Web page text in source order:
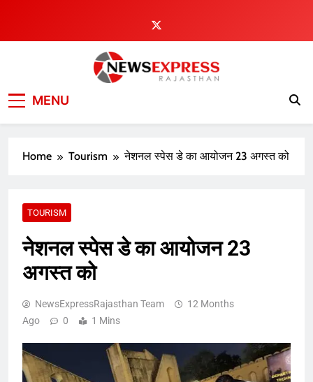
content
MENU
Home Tourism नेशनल स्पेस डे का आयोजन 23 अगस्त को
TOURISM
नेशनल स्पेस डे का आयोजन 23
अगस्त को
NewsExpressRajasthan Team
12 Months
Ago
0 1 Mins